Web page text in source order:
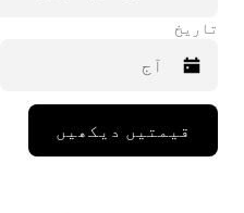
تاریخ
Press
down
قیمتیں دیکھیں